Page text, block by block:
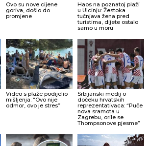
Ovo su nove cijene
goriva, došlo do
promjene
Haos na poznatoj plaži
u Ulcinju: Žestoka
tučnjava žena pred
turistima, dijete ostalo
samo u moru
Video s plaže podijelio
mišljenja: “Ovo nije
odmor, ovo je stres”
Srbijanski medij o
dočeku hrvatskih
reprezentativaca: “Puče
nova sramota u
Zagrebu, orile se
Thompsonove pjesme”